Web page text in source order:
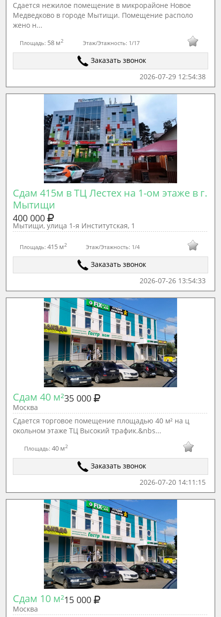
Сдается нежилое помещение в микрорайоне Новое
Медведково в городе Мытищи. Помещение располо
жено н...
Площадь: 58 м2 Этаж/Этажность: 1/17
Заказать звонок
2026-07-29 12:54:38
Сдам 415м в ТЦ Лестех на 1-ом этаже в г.
Мытищи
400 000
Мытищи, улица 1-я Институтская, 1
Площадь:415 м2 Этаж/Этажность: 1/4
Заказать звонок
2026-07-26 13:54:33
Сдам 40 м²35 000
Москва
Сдается торговое помещение площадью 40 м² на ц
окольном этаже ТЦ Высокий трафик.&nbs...
Площадь:40 м2
Заказать звонок
2026-07-20 14:11:15
Сдам 10 м²15 000
Москва